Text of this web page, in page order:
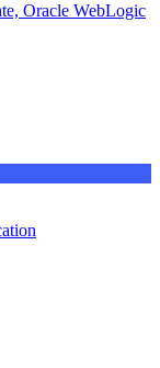
Oracle WebLogic